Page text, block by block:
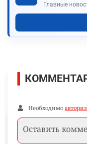
Главные
Необходимо